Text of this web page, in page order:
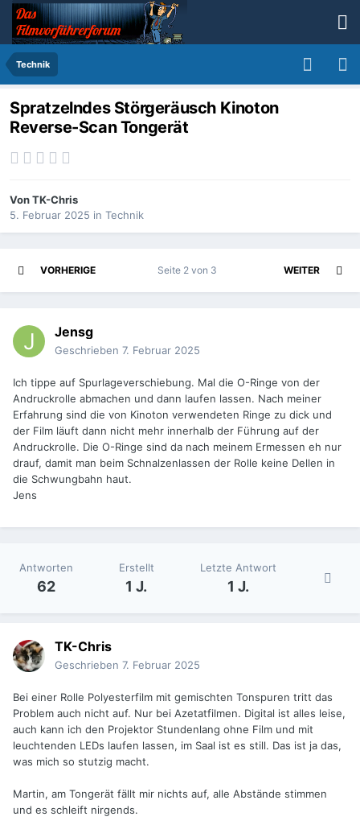
Technik
Spratzelndes Störgeräusch Kinoton
Reverse-Scan Tongerät
VonTK-Chris
5. Februar 2025 in Technik
VORHERIGE WEITER
Seite 2 von 3
Jensg
Geschrieben 7. Februar 2025
Ich tippe auf Spurlageverschiebung. Mal die O-Ringe von der
Andruckrolle abmachen und dann laufen lassen. Nach meiner
Erfahrung sind die von Kinoton verwendeten Ringe zu dick und
der Film läuft dann nicht mehr innerhalb der Führung auf der
Andruckrolle. Die O-Ringe sind da nach meinem Ermessen eh nur
drauf, damit man beim Schnalzenlassen der Rolle keine Dellen in
die Schwungbahn haut.
Jens
Antworten
62
Erstellt
1 J.
Letzte Antwort
1 J.
TK-Chris
Geschrieben 7. Februar 2025
Bei einer Rolle Polyesterfilm mit gemischten Tonspuren tritt das
Problem auch nicht auf. Nur bei Azetatfilmen. Digital ist alles leise,
auch kann ich den Projektor Stundenlang ohne Film und mit
leuchtenden LEDs laufen lassen, im Saal ist es still. Das ist ja das,
was mich so stutzig macht.
Martin, am Tongerät fällt mir nichts auf, alle Abstände stimmen
und es schleift nirgends.